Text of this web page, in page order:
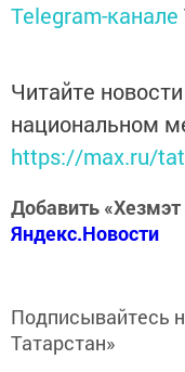
Telegram-канале
Читайте
национальном
https://max.ru/
Добавить
Яндекс.Новости
Подписывайтесь
Татарстан»